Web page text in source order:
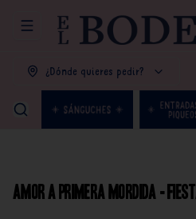
Abrir menu de navegación
¿Dónde quieres pedir?
Amor a primera mordida -